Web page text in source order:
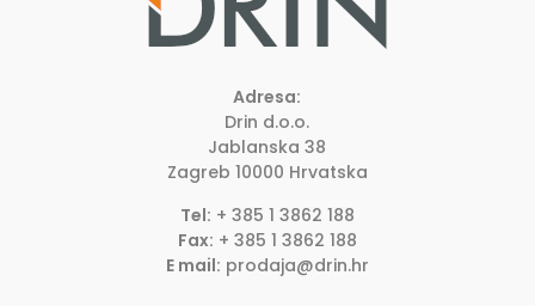
Adresa:
Drin d.o.o.
Jablanska 38
Zagreb 10000 Hrvatska
Tel: + 385 1 3862 188
Fax: + 385 1 3862 188
E mail: prodaja@drin.hr